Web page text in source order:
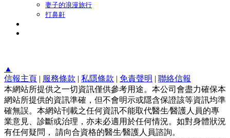
妻子的浪漫旅行
打鼻鼾
▲
信報主頁 | 服務條款 | 私隱條款 | 免責聲明 | 聯絡信報
本網站所提供之一切資訊僅供參考用途。本公司會盡力確保本
網站所提供的資訊準確，但不會明示或隱含保證該等資訊均準
確無誤。本網站刊載之任何資訊不能取代醫生∕醫護人員的專
業意見、診斷或治理，亦未必適用於任何情況。如對身體狀況
有任何疑問， 請向合資格的醫生∕醫護人員諮詢。